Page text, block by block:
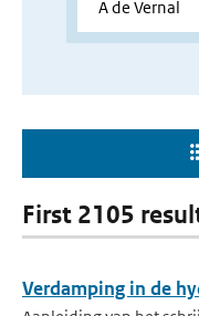
First 2105
Verdamping in de